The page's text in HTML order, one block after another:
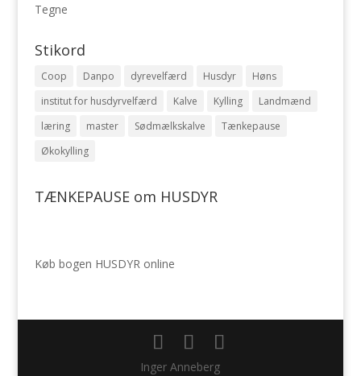
Tegne
Stikord
Coop Danpo dyrevelfærd Husdyr
Høns
institut for husdyrvelfærd
Kalve Kylling
Landmænd
læring
master Sødmælkskalve
Tænkepause
Økokylling
TÆNKEPAUSE om HUSDYR
Køb bogen HUSDYR online
Inger Anneberg